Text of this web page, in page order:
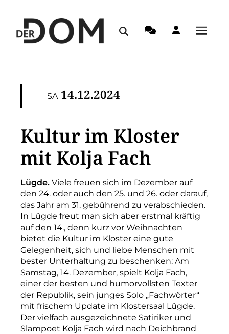
SA 14.12.2024
Kultur im Kloster
mit Kolja Fach
Lügde. Viele freuen sich im Dezember auf
den 24. oder auch den 25. und 26. oder darauf,
das Jahr am 31. gebührend zu verabschieden.
In Lügde freut man sich aber erstmal kräftig
auf den 14., denn kurz vor Weihnachten
bietet die Kultur im Kloster eine gute
Gelegenheit, sich und liebe Menschen mit
bester Unterhaltung zu beschenken: Am
Samstag, 14. Dezember, spielt Kolja Fach,
einer der besten und humorvollsten Texter
der Republik, sein junges Solo „Fachwörter“
mit frischem Update im Klostersaal Lügde.
Der vielfach ausgezeichnete Satiriker und
Slampoet Kolja Fach wird nach Deichbrand